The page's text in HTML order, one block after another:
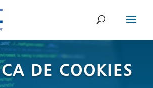
DE COOKIES